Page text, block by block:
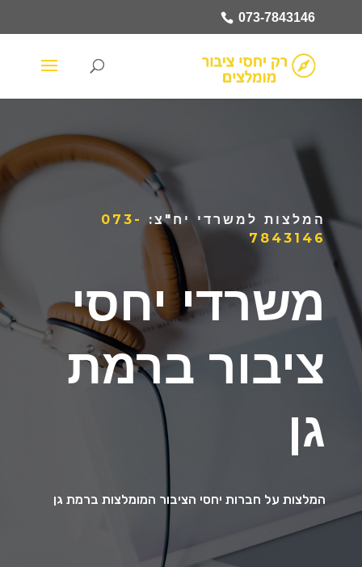
073-7843146
המלצות למשרדי יח"צ:
073-
7843146
משרדי יחסי
ציבור ברמת
גן
המלצות על חברות יחסי הציבור המומלצות ברמת גן